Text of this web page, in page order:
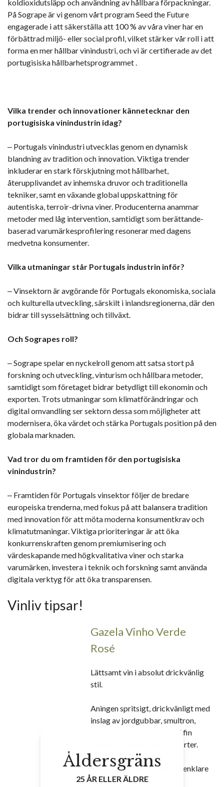
koldioxidutsläpp och användning av hållbara förpackningar.
På Sogrape är vi genom vårt program Seed the Future
engagerade i att säkerställa att 100 % av våra viner har en
förbättrad miljö- eller social profil, vilket stärker vår roll i att
forma en mer hållbar vinindustri, och vi är certifierade av det
portugisiska hållbarhetsprogrammet .
Vilka trender och innovationer kännetecknar den
portugisiska vinindustrin idag?
‒ Portugals vinindustri utvecklas genom en dynamisk
blandning av tradition och innovation. Viktiga trender
inkluderar en stark förskjutning mot hållbarhet,
återupplivandet av inhemska druvor och traditionella
tekniker, samt en växande global uppskattning för
autentiska, terroir-drivna viner. Producenterna anammar
metoder med låg intervention, samtidigt som berättande-
baserad varumärkesprofilering resonerar med dagens
medvetna konsumenter.
Vilka utmaningar står Portugals industrin inför?
‒ Vinsektorn är avgörande för Portugals ekonomiska, sociala
och kulturella utveckling, särskilt i inlandsregionerna, där den
bidrar till sysselsättning och tillväxt.
Och Sograpes roll?
‒ Sogrape spelar en nyckelroll genom att satsa stort på
forskning och utveckling, vinturism och hållbara metoder,
samtidigt som företaget bidrar betydligt till ekonomin och
exporten. Trots utmaningar som klimatförändringar och
digital omvandling ser sektorn dessa som möjligheter att
modernisera, öka värdet och stärka Portugals position på den
globala marknaden.
Vad tror du om framtiden för den portugisiska
vinindustrin?
‒ Framtiden för Portugals vinsektor följer de bredare
europeiska trenderna, med fokus på att balansera tradition
med innovation för att möta moderna konsumentkrav och
klimatutmaningar. Viktiga prioriteringar är att öka
konkurrenskraften genom premiumisering och
värdeskapande med högkvalitativa viner och starka
varumärken, investera i teknik och forskning samt använda
digitala verktyg för att öka transparensen.
Vinliv tipsar!
Gazela Vinho Verde
Rosé
Lättsamt vin i absolut drickvänlig
stil.
Aningen spritsigt, drickvänligt med
inslag av jordgubbar, smultron,
hallon, markerad fräschör i fin
balans och en lite släng av örter.
Perfekt som det är eller till enklare
snittar på tonfisk eller en
Åldersgräns
25 ÅR ELLER ÄLDRE